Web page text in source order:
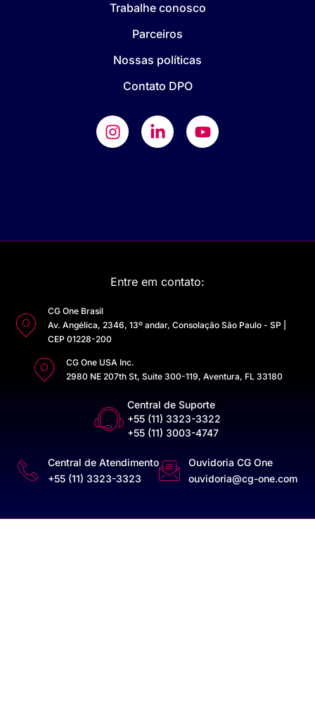
Trabalhe conosco
Parceiros
Nossas políticas
Contato DPO
Entre em contato:
CG One Brasil
Av. Angélica, 2346, 13º andar, Consolação São Paulo - SP |
CEP 01228-200
CG One USA Inc.
2980 NE 207th St, Suite 300-119, Aventura, FL 33180
Central de Suporte
+55 (11) 3323-3322
+55 (11) 3003-4747
Central de Atendimento
+55 (11) 3323-3323
Ouvidoria CG One
ouvidoria@cg-one.com